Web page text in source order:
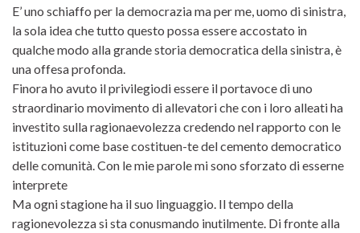
E’ uno schiaffo per la democrazia ma per me, uomo di sinistra,
la sola idea che tutto questo possa essere accostato in
qualche modo alla grande storia democratica della sinistra, è
una offesa profonda.
Finora ho avuto il privilegiodi essere il portavoce di uno
straordinario movimento di allevatori che con i loro alleati ha
investito sulla ragionaevolezza credendo nel rapporto con le
istituzioni come base costituen-te del cemento democratico
delle comunità. Con le mie parole mi sono sforzato di esserne
interprete
Ma ogni stagione ha il suo linguaggio. Il tempo della
ragionevolezza si sta conusmando inutilmente. Di fronte alla